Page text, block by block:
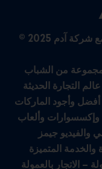
© 2025 شركة إيت مايل للاستيراد والتصدير بالتعاون مع شركة آدم
مجموعة من الشباب
وأجود الماركات
وإكسسوارات وألعاب
– الاتجار بالعمولة